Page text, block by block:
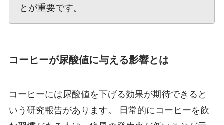
とが重要です。
コーヒーが尿酸値に与える影響とは
コーヒーには尿酸値を下げる効果が期待できると
いう研究報告があります。 日常的にコーヒーを飲